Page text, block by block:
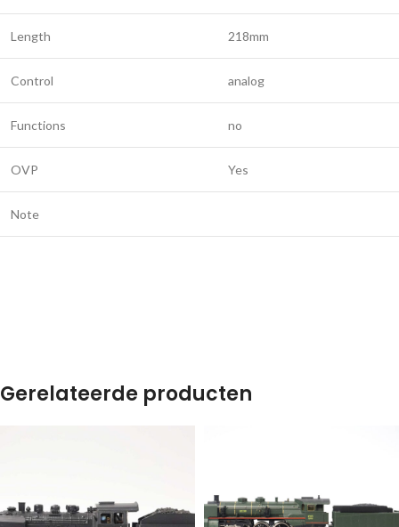
Length 218mm
Control analog
Functions no
OVP Yes
Note
Gerelateerde producten